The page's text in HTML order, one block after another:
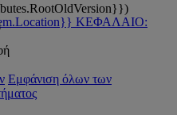
ΚΕΦΑΛΑΙΟ:
Εμφάνιση όλων των